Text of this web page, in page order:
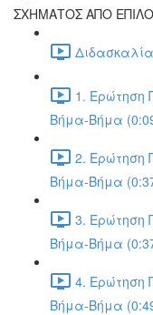
ΣΧΗΜΑΤΟΣ ΑΠΟ
1. Ερώτηση
Βήμα-Βήμα
2. Ερώτηση
Βήμα-Βήμα
3. Ερώτηση
Βήμα-Βήμα
4. Ερώτηση
Βήμα-Βήμα